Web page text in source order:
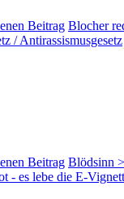
Blocher
/ Antirassismusgesetz
Blödsinn >
- es lebe die E-